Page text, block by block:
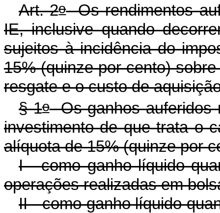
Art. 2oOs rendimentos
IE, inclusive quando
sujeitos à incidência do
15% (quinze por cento)
resgate e o custo de
§ 1oOs ganhos auferidos
investimento de que trata o
alíquota de 15% (quinze por
I - como ganho líquido
operações realizadas em
II - como ganho líquido